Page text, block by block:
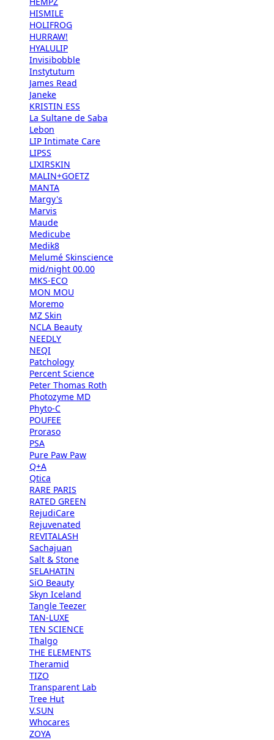
HISMILE
HOLIFROG
HURRAW!
HYALULIP
Invisibobble
Instytutum
James Read
Janeke
KRISTIN ESS
La Sultane de Saba
Lebon
LIP Intimate Care
LIPSS
LIXIRSKIN
MALIN+GOETZ
MANTA
Margy's
Marvis
Maude
Medicube
Medik8
Melumé Skinscience
mid/night 00.00
MKS-ECO
MON MOU
Moremo
MZ Skin
NCLA Beauty
NEEDLY
NEQI
Patchology
Percent Science
Peter Thomas Roth
Photozyme MD
Phyto-C
POUFEE
Proraso
PSA
Pure Paw Paw
Q+A
Qtica
RARE PARIS
RATED GREEN
RejudiCare
Rejuvenated
REVITALASH
Sachajuan
Salt & Stone
SELAHATIN
SiO Beauty
Skyn Iceland
Tangle Teezer
TAN-LUXE
TEN SCIENCE
Thalgo
THE ELEMENTS
Theramid
TIZO
Transparent Lab
Tree Hut
V.SUN
Whocares
ZOYA